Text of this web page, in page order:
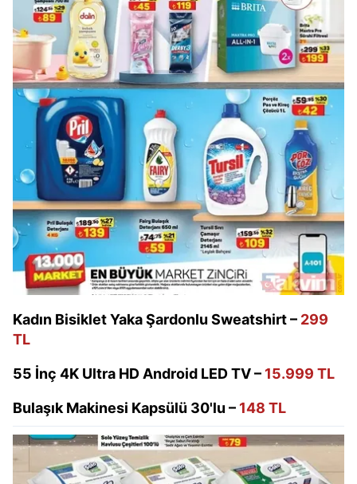
Kadın Bisiklet Yaka Şardonlu Sweatshirt – 299
TL
55 İnç 4K Ultra HD Android LED TV – 15.999 TL
Bulaşık Makinesi Kapsülü 30'lu – 148 TL